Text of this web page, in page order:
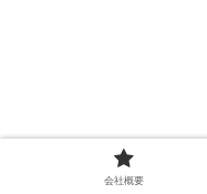
会社概要